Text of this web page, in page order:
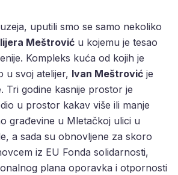
uputili smo se samo nekoliko
Meštrović u kojemu je tesao
Kompleks kuća od kojih je
u svoj atelijer, Ivan Meštrović je
Tri godine kasnije prostor je
u prostor kakav više ili manje
građevine u Mletačkoj ulici u
a sada su obnovljene za skoro
iz EU Fonda solidarnosti,
plana oporavka i otpornosti